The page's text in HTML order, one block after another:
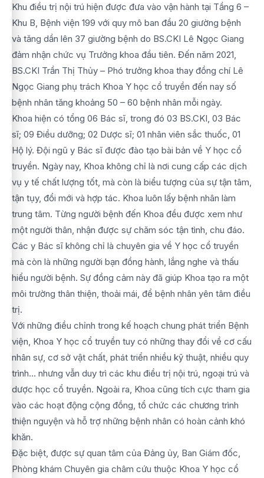
Khu điều trị nội trú hiện được đưa vào vận hành tại Tầng 6 –
Khu B, Bệnh viện 199 với quy mô ban đầu 20 giường bệnh
và tăng dần lên 37 giường bệnh do BS.CKI Lê Ngọc Giang
đảm nhận chức vụ Trưởng khoa đầu tiên. Đến năm 2021,
BS.CKI Trần Thị Thủy – Phó trưởng khoa thay đồng chí Lê
Ngọc Giang phụ trách Khoa Y học cổ truyền đến nay số
bệnh nhân tăng khoảng 50 – 60 bệnh nhân mỗi ngày.
Khoa hiện có tổng 06 Bác sĩ, trong đó 03 BS.CKI, 03 Bác
sĩ; 09 Điều dưỡng; 02 Dược sĩ; 01 nhân viên sắc thuốc, 01
Hộ lý. Đội ngũ y Bác sĩ được đào tạo bài bản về Y học cổ
truyền. Ngày nay, Khoa không chỉ là nơi cung cấp các dịch
vụ y tế chất lượng tốt, mà còn là biểu tượng của sự tận tâm,
tận tụy, đổi mới và hợp tác. Khoa luôn lấy bệnh nhân làm
trung tâm. Từng người bệnh đến Khoa đều được xem như
một người thân, nhận được sự chăm sóc tận tình, chu đáo.
Các y Bác sĩ không chỉ là chuyên gia về Y học cổ truyền
mà còn là những người bạn đồng hành, lắng nghe và thấu
hiểu người bệnh. Sự đồng cảm này đã giúp Khoa tạo ra một
môi trường thân thiện, thoải mái, để bệnh nhân yên tâm điều
trị.
Với những điều chỉnh trong kế hoạch chung phát triển Bệnh
viện, Khoa Y học cổ truyền tuy có những thay đổi về cơ cấu
nhân sự, cơ sở vật chất, phát triển nhiều kỹ thuật, nhiều quy
trình… nhưng vẫn duy trì các khu điều trị nội trú, ngoại trú và
dược học cổ truyền. Ngoài ra, Khoa cũng tích cực tham gia
vào các hoạt động cộng đồng, tổ chức các chương trình
thiện nguyện và hỗ trợ những bệnh nhân có hoàn cảnh khó
khăn.
Đặc biệt, được sự quan tâm của Đảng ủy, Ban Giám đốc,
Phòng khám Chuyên gia châm cứu thuộc Khoa Y học cổ